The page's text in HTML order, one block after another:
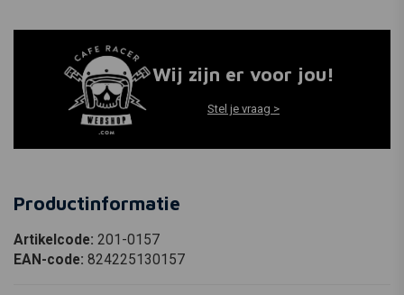
Wij zijn er voor jou!
Stel je vraag >
Productinformatie
Artikelcode: 201-0157
EAN-code: 824225130157